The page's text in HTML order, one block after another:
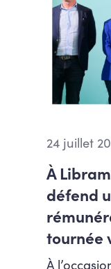
24 juillet
À
défend
tournée
À